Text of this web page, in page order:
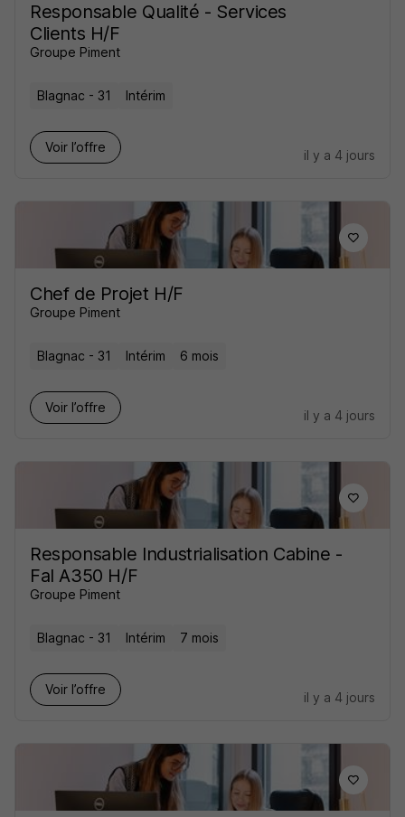
Responsable Qualité - Services
Clients H/F
Groupe Piment
Blagnac - 31 Intérim
Voir l’offre
il y a 4 jours
Chef de Projet H/F
Groupe Piment
Blagnac - 31 Intérim 6 mois
Voir l’offre
il y a 4 jours
Responsable Industrialisation Cabine -
Fal A350 H/F
Groupe Piment
Blagnac - 31 Intérim 7 mois
Voir l’offre
il y a 4 jours